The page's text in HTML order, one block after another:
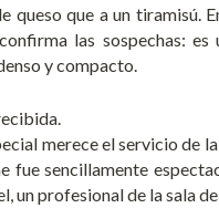
queso que a un tiramisú.
las sospechas: es
y compacto.
merece el servicio de la
fue sencillamente
, un profesional de la sala